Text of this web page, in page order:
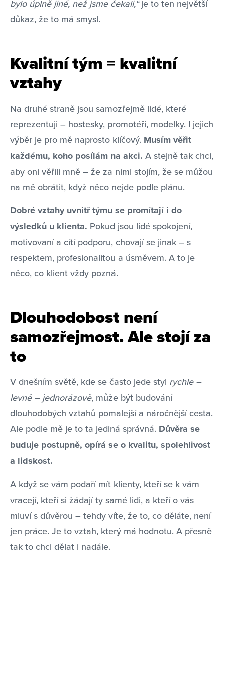
bylo úplně jiné, než jsme čekali,“je to ten největší
důkaz, že to má smysl.
Kvalitní tým = kvalitní
vztahy
Na druhé straně jsou samozřejmě lidé, které
reprezentuji – hostesky, promotéři, modelky. I jejich
výběr je pro mě naprosto klíčový. Musím věřit
každému, koho posílám na akci. A stejně tak chci,
aby oni věřili mně – že za nimi stojím, že se můžou
na mě obrátit, když něco nejde podle plánu.
Dobré vztahy uvnitř týmu se promítají i do
výsledků u klienta. Pokud jsou lidé spokojení,
motivovaní a cítí podporu, chovají se jinak – s
respektem, profesionalitou a úsměvem. A to je
něco, co klient vždy pozná.
Dlouhodobost není
samozřejmost. Ale stojí za
to
V dnešním světě, kde se často jede styl rychle –
levně – jednorázově, může být budování
dlouhodobých vztahů pomalejší a náročnější cesta.
Ale podle mě je to ta jediná správná. Důvěra se
buduje postupně, opírá se o kvalitu, spolehlivost
a lidskost.
A když se vám podaří mít klienty, kteří se k vám
vracejí, kteří si žádají ty samé lidi, a kteří o vás
mluví s důvěrou – tehdy víte, že to, co děláte, není
jen práce. Je to vztah, který má hodnotu. A přesně
tak to chci dělat i nadále.